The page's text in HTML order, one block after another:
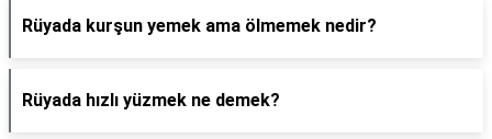
Rüyada kurşun yemek ama ölmemek nedir?
Rüyada hızlı yüzmek ne demek?